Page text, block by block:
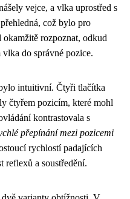
vejce, a vlka uprostřed s
což bylo pro
okamžitě rozpoznat, odkud
vlka do správné pozice.
intuitivní. Čtyři tlačítka
čtyřem pozicím, které mohl
kontrastovala s
přepínání mezi pozicemi
rychlostí padajících
reflexů a soustředění.